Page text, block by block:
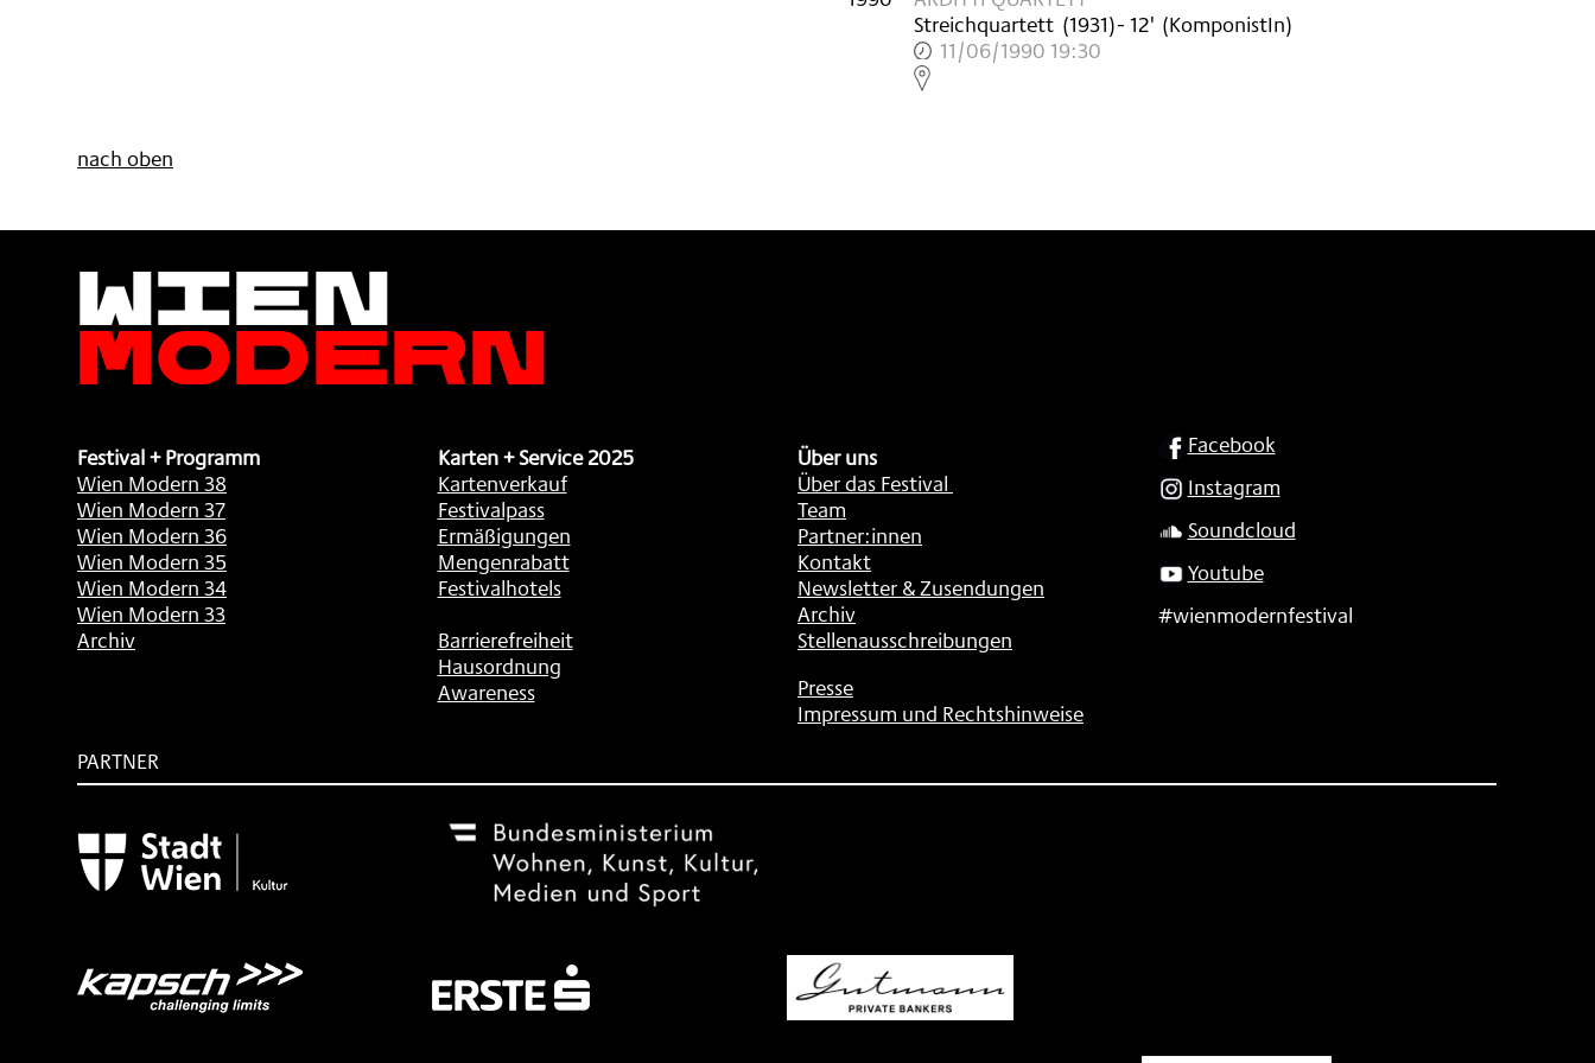
Streichquartett (1931)- 12' (KomponistIn)
11/06/1990 19:30
,
nach oben
Wien
Modern
Festival + Programm
Wien Modern 38
Wien Modern 37
Wien Modern 36
Wien Modern 35
Wien Modern 34
Wien Modern 33
Archiv
Karten + Service 2025
Kartenverkauf
Festivalpass
Ermäßigungen
Mengenrabatt
Festivalhotels
Barrierefreiheit
Hausordnung
Awareness
Über uns
Über das Festival
Team
Partner:innen
Kontakt
Newsletter & Zusendungen
Archiv
Stellenausschreibungen
Presse
Impressum und Rechtshinweise
SOCIAL
Facebook
Instagram
Soundcloud
Youtube
#wienmodernfestival
PARTNER